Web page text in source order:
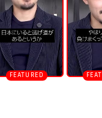
e